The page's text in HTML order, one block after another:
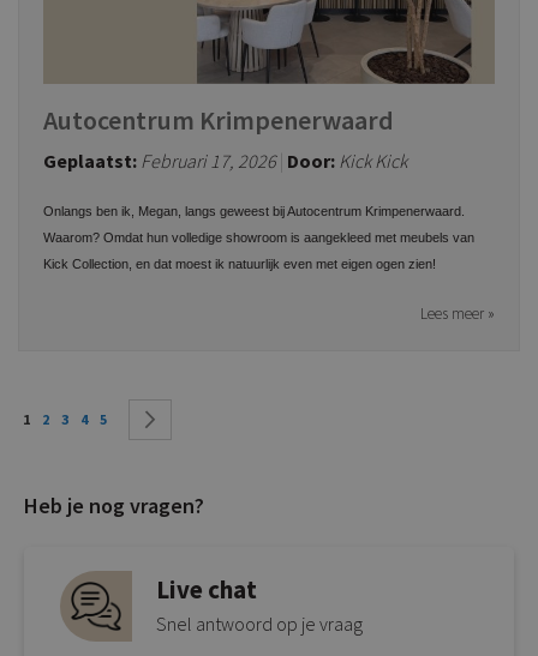
Autocentrum Krimpenerwaard
Geplaatst: Februari 17, 2026 Door: Kick Kick
Onlangs ben ik, Megan, langs geweest bij Autocentrum Krimpenerwaard.
Waarom? Omdat hun volledige showroom is aangekleed met meubels van
Kick Collection, en dat moest ik natuurlijk even met eigen ogen zien!
Lees meer »
Pagina
Je leest momenteel pagina
1 Pagina
2 Pagina
3 Pagina
4 Pagina
5
Heb je nog vragen?
Live chat
Snel antwoord op je vraag